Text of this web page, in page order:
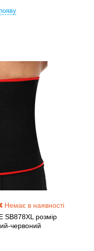
Немає в наявності
SB878XL розмір
червоний